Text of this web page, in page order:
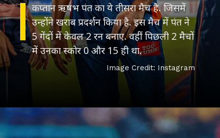
कप्तान ऋषभ पंत का ये तीसरा मैच है. जिसमें
उन्होंने खराब प्रदर्शन किया है. इस मैच में पंत ने
5 गेंदों में केवल 2 रन बनाए. वहीं पिछली 2 मैचों
में उनका स्कोर 0 और 15 ही था.
Image Credit: Instagram